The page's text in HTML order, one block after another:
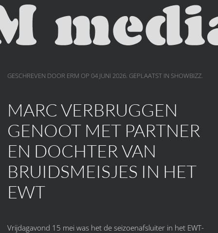
Skip to main content
GESCHREVEN DOOR ERM OP 04 JUNI 2026. GEPLAATST IN SHOWBIZZ.
MARC VERBRUGGEN
GENOOT MET PARTNER
EN DOCHTER VAN
BRUIDSMEISJES IN HET
EWT
Vrijdagavond 15 mei was het de seizoenafsluiter in het EWT-